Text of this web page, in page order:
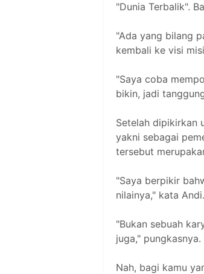
"Dunia Terbalik".
"Ada yang bilang
kembali ke visi
"Saya coba
bikin, jadi
Setelah dipikirkan
yakni sebagai
tersebut
"Saya berpikir
nilainya," kata Andi.
"Bukan sebuah
juga," pungkasnya.
Nah, bagi kamu